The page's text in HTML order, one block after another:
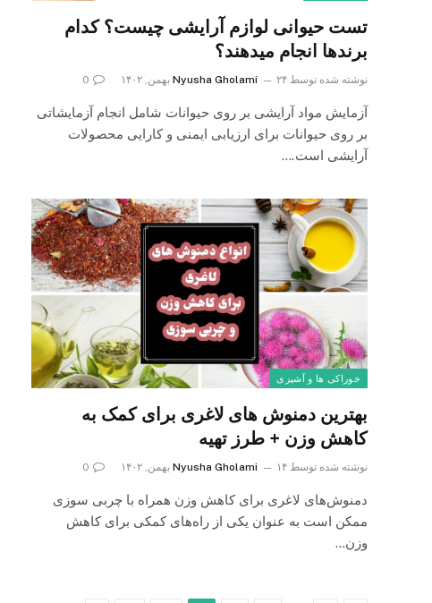
تست حیوانی لوازم آرایشی چیست؟ کدام
برندها انجام میدهند؟
نوشته شده توسط Nyusha Gholami ۲۴ بهمن, ۱۴۰۲ 0
آزمایش مواد آرایشی بر روی حیوانات شامل انجام آزمایشاتی
بر روی حیوانات برای ارزیابی ایمنی و کارایی محصولات
آرایشی است.…
خوراکی ها و آشپزی
بهترین دمنوش های لاغری برای کمک به
کاهش وزن + طرز تهیه
نوشته شده توسط Nyusha Gholami ۱۴ بهمن, ۱۴۰۲ 0
دمنوش‌های لاغری برای کاهش وزن همراه با چربی سوزی
ممکن است به عنوان یکی از راه‌های کمکی برای کاهش
وزن…